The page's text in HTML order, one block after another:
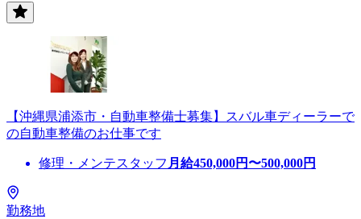
【沖縄県浦添市・自動車整備士募集】スバル車ディーラーで
の自動車整備のお仕事です
修理・メンテスタッフ 月給450,000円〜500,000円
勤務地